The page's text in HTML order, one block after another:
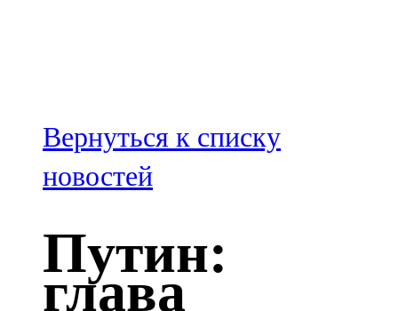
100,3 FM
Зәй
106,6 FM
Кадыбаш
105,2 FM
Вернуться к списку
новостей
Путин:
глава